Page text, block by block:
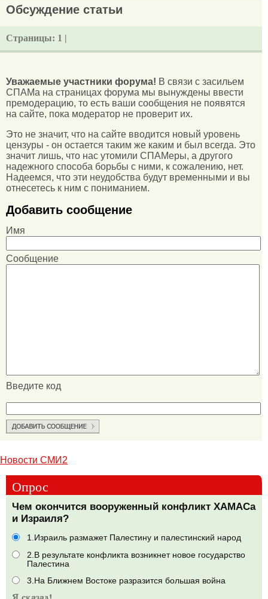
Обсуждение статьи
Страницы: 1 |
Уважаемые участники форума! В связи с засильем
СПАМа на страницах форума мы вынуждены ввести
премодерацию, то есть ваши сообщения не появятся
на сайте, пока модератор не проверит их.
Это не значит, что на сайте вводится новый уровень
цензуры - он остается таким же каким и был всегда. Это
значит лишь, что нас утомили СПАМеры, а другого
надежного способа борьбы с ними, к сожалению, нет.
Надеемся, что эти неудобства будут временными и вы
отнесетесь к ним с пониманием.
Добавить сообщение
Имя
Сообщение
Введите код
Новости СМИ2
Опрос
Чем окончится вооруженный конфликт ХАМАСа
и Израиля?
1.Израиль размажет Палестину и палестинский народ
2.В результате конфликта возникнет новое государство
Палестина
3.На Ближнем Востоке разразится большая война